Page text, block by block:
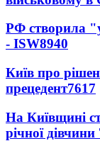
РФ створила
- ISW8940
Київ про
прецедент7617
На Київщині
річної дівчини